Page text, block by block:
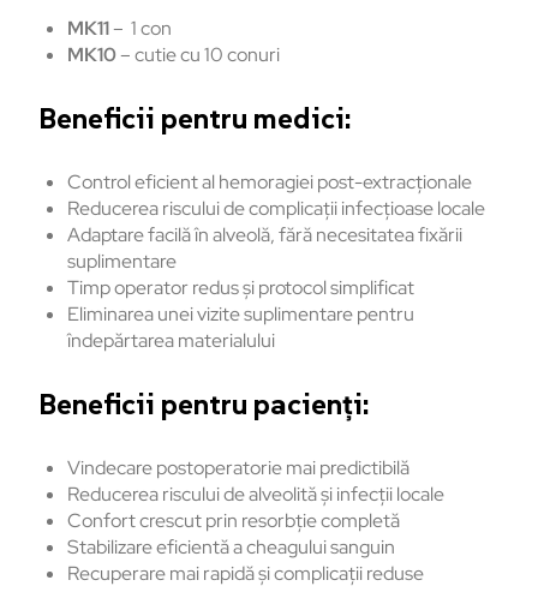
MK11– 1 con
MK10– cutie cu 10 conuri
Beneficii pentru medici:
Control eficient al hemoragiei post-extracționale
Reducerea riscului de complicații infecțioase locale
Adaptare facilă în alveolă, fără necesitatea fixării
suplimentare
Timp operator redus și protocol simplificat
Eliminarea unei vizite suplimentare pentru
îndepărtarea materialului
Beneficii pentru pacienți:
Vindecare postoperatorie mai predictibilă
Reducerea riscului de alveolită și infecții locale
Confort crescut prin resorbție completă
Stabilizare eficientă a cheagului sanguin
Recuperare mai rapidă și complicații reduse